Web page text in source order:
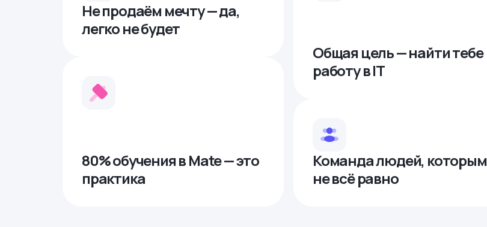
Не продаём мечту — да,
легко не будет
80% обучения в Mate — это
практика
Общая цель — найти тебе
работу в IТ
Команда людей, которым
не всё равно